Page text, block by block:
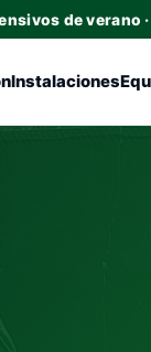
de verano
Instalaciones